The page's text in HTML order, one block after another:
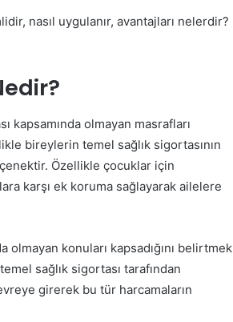
nasıl uygulanır, avantajları nelerdir?
kapsamında olmayan masrafları
bireylerin temel sağlık sigortasının
Özellikle çocuklar için
karşı ek koruma sağlayarak ailelere
konuları kapsadığını belirtmek
sağlık sigortası tarafından
girerek bu tür harcamaların